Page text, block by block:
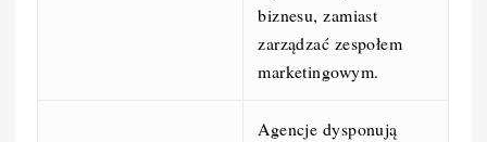
biznesu, zamiast
zarządzać zespołem
marketingowym.
Agencje dysponują